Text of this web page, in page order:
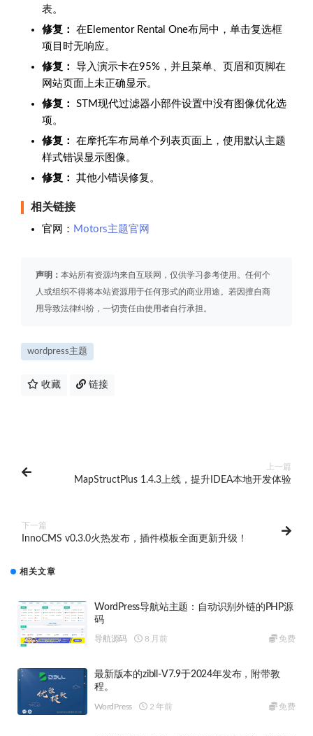
表。
修复：
在Elementor Rental One布局中，单击复选框
项目时无响应。
修复：
导入演示卡在95%，并且菜单、页眉和页脚在
网站页面上未正确显示。
修复：
STM现代过滤器小部件设置中没有图像优化选
项。
修复：
在摩托车布局单个列表页面上，使用默认主题
样式错误显示图像。
修复：
其他小错误修复。
相关链接
官网： Motors主题官网
声明： 本站所有资源均来自互联网，仅供学习参考使用。任何个
人或组织不得将本站资源用于任何形式的商业用途。若因擅自商
用导致法律纠纷，一切责任由使用者自行承担。
wordpress主题
收藏 链接
上一篇
MapStructPlus 1.4.3上线，提升IDEA本地开发体验
下一篇
InnoCMS v0.3.0火热发布，插件模板全面更新升级！
相关文章
WordPress导航站主题：自动识别外链的PHP源
码
导航源码 8 月前 免费
最新版本的zibll-V7.9于2024年发布，附带教
程。
WordPress 2 年前 免费